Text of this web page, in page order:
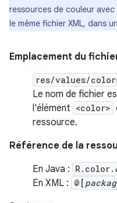
ressources de couleur
le même fichier XML, dans
Emplacement du
res/values/
Le nom de fichier
l'élément <color>
ressource.
Référence de la
En Java : R.color.
En XML : @[